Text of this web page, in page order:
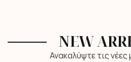
NEW
Ανακαλύψτε τις νέες